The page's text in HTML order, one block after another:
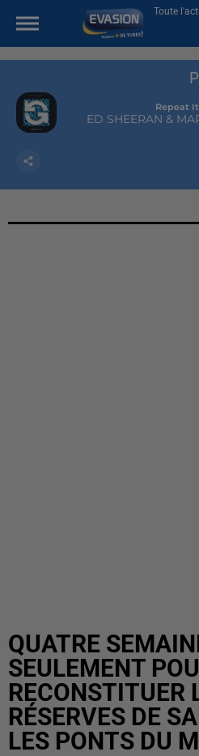
Toute
Repeat It
ED SHEERAN &
QUATRE
SEULEMENT
RECONSTITUER
RÉSERVES DE
LES PONTS DU